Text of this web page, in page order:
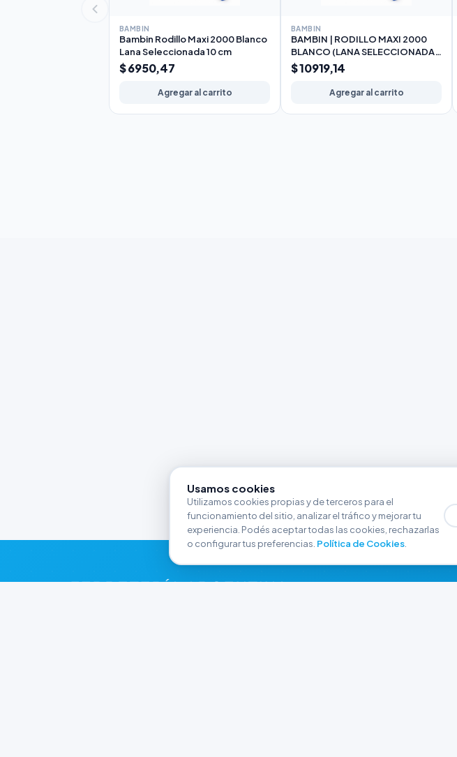
BAMBIN
Bambin Rodillo Maxi 2000 Blanco
Lana Seleccionada 10 cm
$ 6950,47
Agregar al carrito
BAMBIN
BAMBIN | RODILLO MAXI 2000
BLANCO (LANA SELECCIONADA)
17cm
$ 10919,14
Agregar al carrito
FERRETERÍA ARGENTINA
Usamos cookies
Utilizamos cookies propias y de terceros para el
funcionamiento del sitio, analizar el tráfico y mejorar tu
experiencia. Podés aceptar todas las cookies, rechazarlas
o configurar tus preferencias. Política de Cookies.